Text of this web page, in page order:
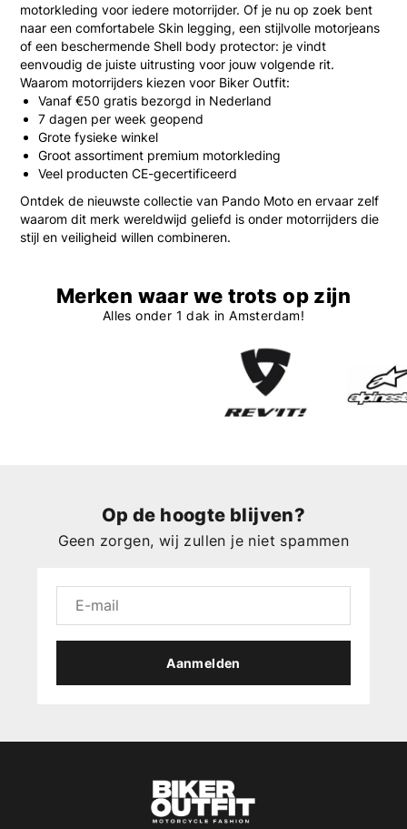
motorkleding voor iedere motorrijder. Of je nu op zoek bent
naar een comfortabele Skin legging, een stijlvolle motorjeans
of een beschermende Shell body protector: je vindt
eenvoudig de juiste uitrusting voor jouw volgende rit.
Waarom motorrijders kiezen voor Biker Outfit:
Vanaf €50 gratis bezorgd in Nederland
7 dagen per week geopend
Grote fysieke winkel
Groot assortiment premium motorkleding
Veel producten CE-gecertificeerd
Ontdek de nieuwste collectie van Pando Moto en ervaar zelf
waarom dit merk wereldwijd geliefd is onder motorrijders die
stijl en veiligheid willen combineren.
Merken waar we trots op zijn
Alles onder 1 dak in Amsterdam!
Op de hoogte blijven?
Geen zorgen, wij zullen je niet spammen
Aanmelden